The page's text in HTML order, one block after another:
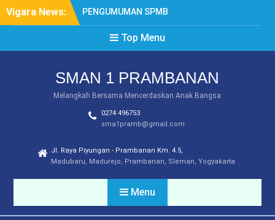
Vigara News:
PENGUMUMAN SPMB
TAHUN 2026
SYARAT DAN MEKANISME
LEGALISIR
TAHUN 2025
PEMBATASAN
PENGGUNAAN GAWAI
Top Menu
SMAN 1 PRAMBANAN
Melangkah Bersama Mencerdaskan Anak Bangsa
0274 496753
sma1pramb@gmail.com
Jl. Raya Piyungan - Prambanan Km. 4.5,
Madubaru, Madurejo, Prambanan, Sleman, Yogyakarta
Menu